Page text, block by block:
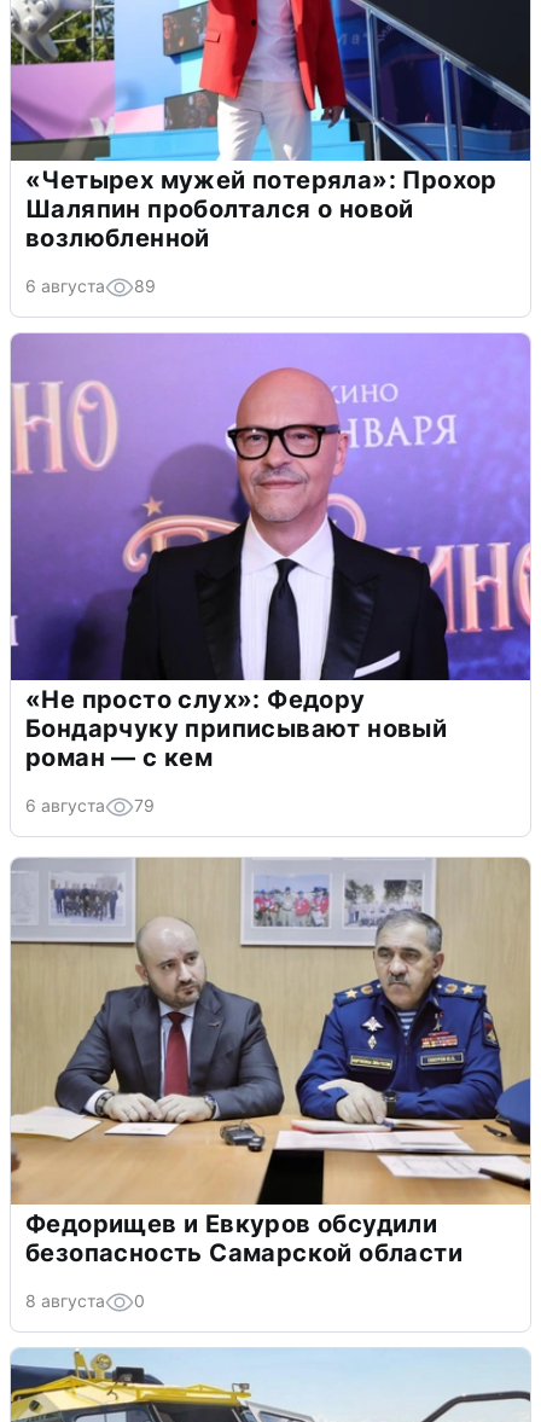
«Четырех мужей потеряла»: Прохор
Шаляпин проболтался о новой
возлюбленной
6 августа 89
«Не просто слух»: Федору
Бондарчуку приписывают новый
роман — с кем
6 августа 79
Федорищев и Евкуров обсудили
безопасность Самарской области
8 августа 0